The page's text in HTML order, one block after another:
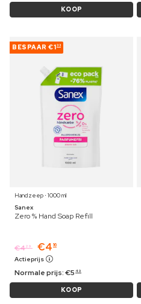
KOOP
BESPAAR €133
Handzeep ⋅ 1000 ml
Sanex
Zero % Hand Soap Refill
€429 €4 16
Actieprijs
Normale prijs:€5 49
KOOP